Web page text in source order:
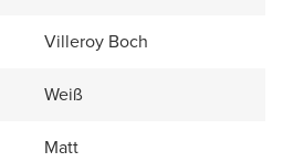
Villeroy Boch
Weiß
Matt